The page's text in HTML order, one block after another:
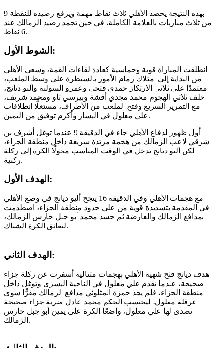
بهذه النتيجة يحصد الأهلي ثلاث نقاط مهمة ويرفع رصيده للنقطة 9
من ثلاث مباريات بالعلامة الكاملة، في حين تجمد رصيد الزمالك عند
6 نقاط.
الشوط الأول:
انطلقت المباراة قوية وحماسية كعادة لقاءات القمة، وسعى الأهلي
من البداية إلى امتلاك زمام الأمور بالسيطرة على وسط الملعب،
معتمدًا على ثلاثي الارتكاز حمدي فتحي وعمرو السولية وأليو ديانج،
خلف ثلاثي الهجوم محمد مجدي أفشة وبيرسي تاو ومحمد شريف،
مع التمرير السريع وفتح الملعب من الأطراف، مستغلًّا انطلاقات
علي معلول في اليسار وأكرم توفيق من اليمين.
أول ظهور لدفاع الأهلي جاء في الدقيقة 9 عندما توغل أشرف بن
شرقي لاعب الزمالك من هجمة مرتدة سريعة داخل منطقة الجزاء،
لكن أليو ديانج تدخل في الوقت المناسب محولًا الكرة إلى ركلة
ركنية.
الهدف الأول:
مع هجمات الأهلي وفي الدقيقة 16 ينجح أليو ديانج في وضع الأهلي
في المقدمة بتسديدة قوية من على حدود منطقة الجزاء، اصطدمت
بمدافع الزمالك والعارضة ثم جسد محمد أبو جبل حارس الزمالك،
لتعانق الكرة الشباك.
الهدف الثاني:
هدف ديانج فتح شهية الأهلي بهجمات متتالية أسفرت عن ركلة جزاء
صحيحة، عندما تقدم علي معلول في الناحية اليسرى وتوغل داخل
منطقة الجزاء، فلم يجد حمزة المثلوثي مدافع الزمالك مفرًّا سوى
عرقلة معلول، ليحتسب الحكم محمد عادل ضربة جزاء صحيحة
تصدى لها علي معلول، واضعًا الكرة على يمين أبو جبل حارس
الزمالك.